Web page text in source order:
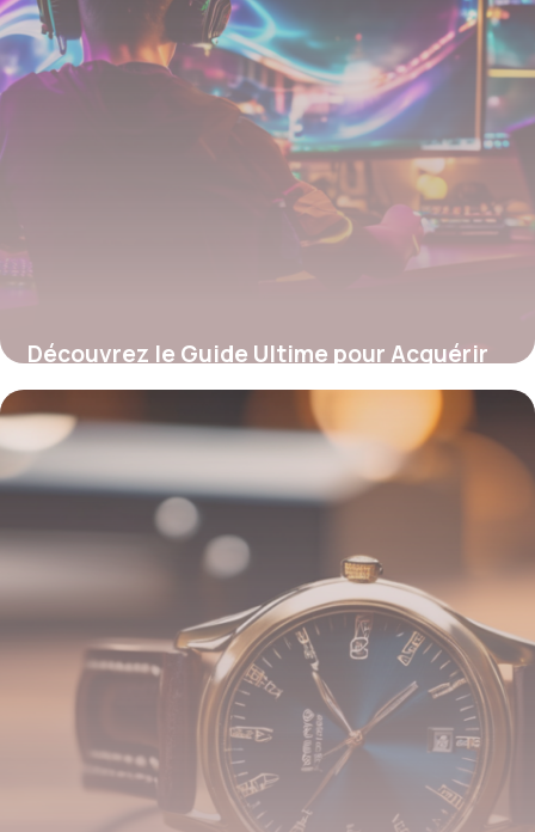
Découvrez le Guide Ultime pour Acquérir
votre PC Gamer en Paiement Fractionné :
Secrets, Astuces et Pièges à Éviter !
12 juillet 2025